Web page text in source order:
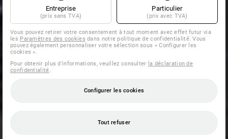
Entreprise
(prix sans TVA)
Particulier
(prix avec TVA)
Vous pouvez retirer votre consentement à tout moment avec effet futur via
les Paramètres des cookies dans notre politique de confidentialité. Vous
pouvez également personnaliser votre sélection sous « Configurer les
cookies ».
Pour obtenir plus d'informations, veuillez consulter la déclaration de
confidentialité.
Configurer les cookies
Tout refuser